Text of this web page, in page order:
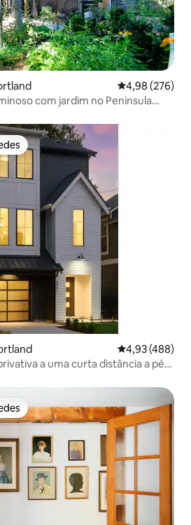
4,98 de uma
4,98 (276)
com jardim no Peninsula
dos hóspedes
4,93 de uma
4,93 (488)
a uma curta distância a pé
dos hóspedes